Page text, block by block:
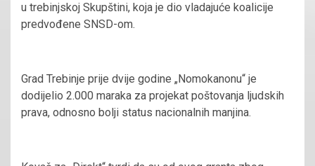
u trebinjskoj Skupštini, koja je dio vladajuće koalicije
predvođene SNSD-om.
Grad Trebinje prije dvije godine „Nomokanonu“ je
dodijelio 2.000 maraka za projekat poštovanja ljudskih
prava, odnosno bolji status nacionalnih manjina.